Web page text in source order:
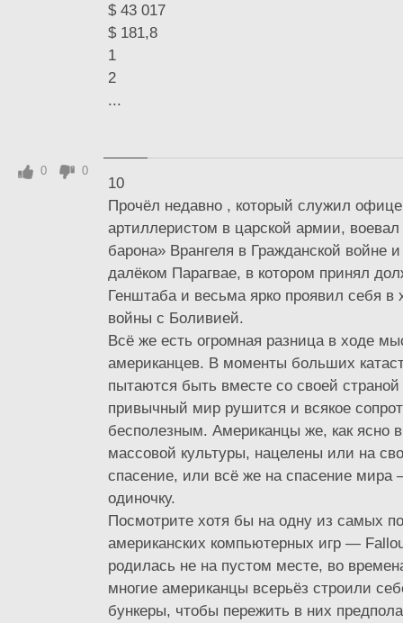
$ 43 017
$ 181,8
1
2
...
10
Прочёл недавно , который служил
артиллеристом в царской армии, воевал
барона» Врангеля в Гражданской войне
далёком Парагвае, в котором принял
Генштаба и весьма ярко проявил себя в
войны с Боливией.
Всё же есть огромная разница в ходе
американцев. В моменты больших
пытаются быть вместе со своей
привычный мир рушится и всякое
бесполезным. Американцы же, как ясно
массовой культуры, нацелены или на
спасение, или всё же на спасение мира
одиночку.
Посмотрите хотя бы на одну из самых
американских компьютерных игр —
родилась не на пустом месте, во
многие американцы всерьёз строили
бункеры, чтобы пережить в них
0 0